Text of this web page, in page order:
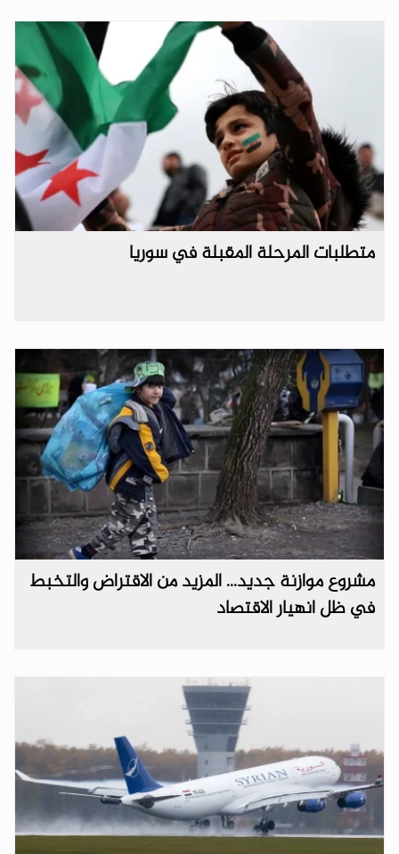
متطلبات المرحلة المقبلة في سوريا
مشروع موازنة جديد... المزيد من الاقتراض والتخبط
في ظل انهيار الاقتصاد